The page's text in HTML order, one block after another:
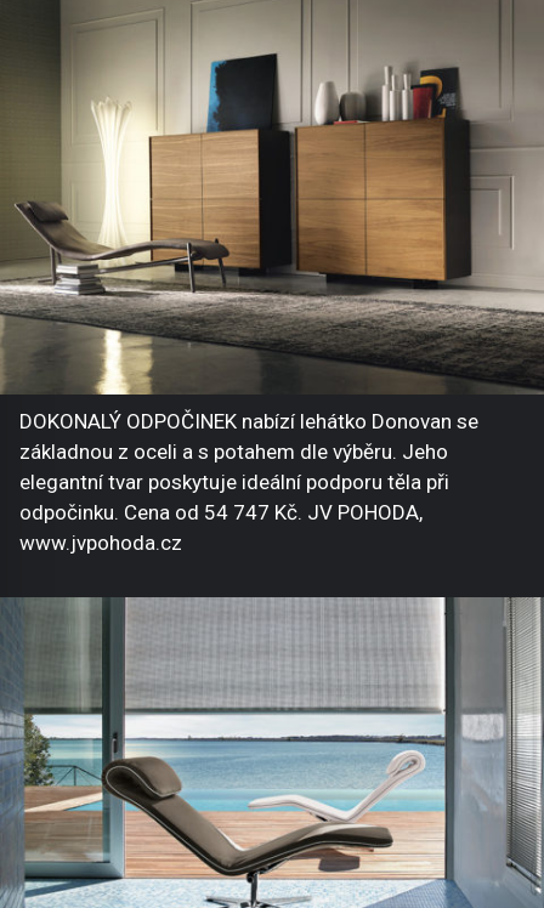
DOKONALÝ ODPOČINEK nabízí lehátko Donovan se
základnou z oceli a s potahem dle výběru. Jeho
elegantní tvar poskytuje ideální podporu těla při
odpočinku. Cena od 54 747 Kč. JV POHODA,
www.jvpohoda.cz